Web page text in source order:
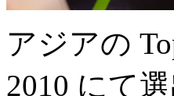
アジアの
2010 にて